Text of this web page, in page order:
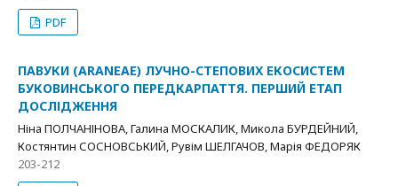
PDF
ПАВУКИ (ARANEAE) ЛУЧНО-СТЕПОВИХ ЕКОСИСТЕМ
БУКОВИНСЬКОГО ПЕРЕДКАРПАТТЯ. ПЕРШИЙ ЕТАП
ДОСЛІДЖЕННЯ
Ніна ПОЛЧАНІНОВА, Галина МОСКАЛИК, Микола БУРДЕЙНИЙ,
Костянтин СОСНОВСЬКИЙ, Рувім ШЕЛГАЧОВ, Марія ФЕДОРЯК
203-212